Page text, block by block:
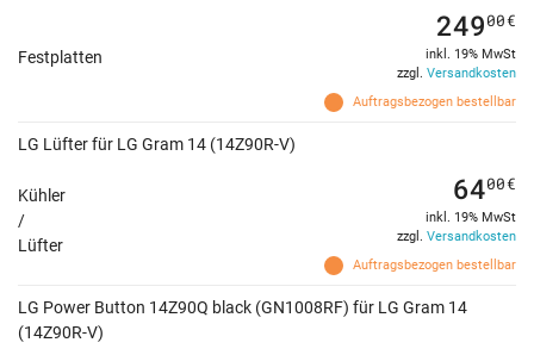
Festplatten
Auftragsbezogen bestellbar
24900€
inkl. 19% MwSt
zzgl. Versandkosten
LG Lüfter für LG Gram 14 (14Z90R-V)
Kühler
/
Lüfter
Auftragsbezogen bestellbar
6400€
inkl. 19% MwSt
zzgl. Versandkosten
LG Power Button 14Z90Q black (GN1008RF) für LG Gram 14
(14Z90R-V)